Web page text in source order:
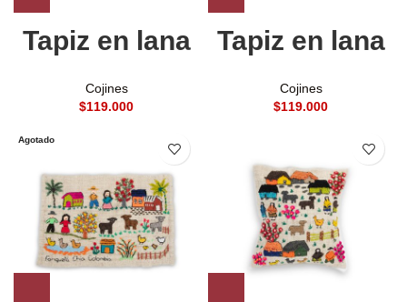
Tapiz en lana
Cojines
$
Tapiz en lana
Cojines
$
Agotado